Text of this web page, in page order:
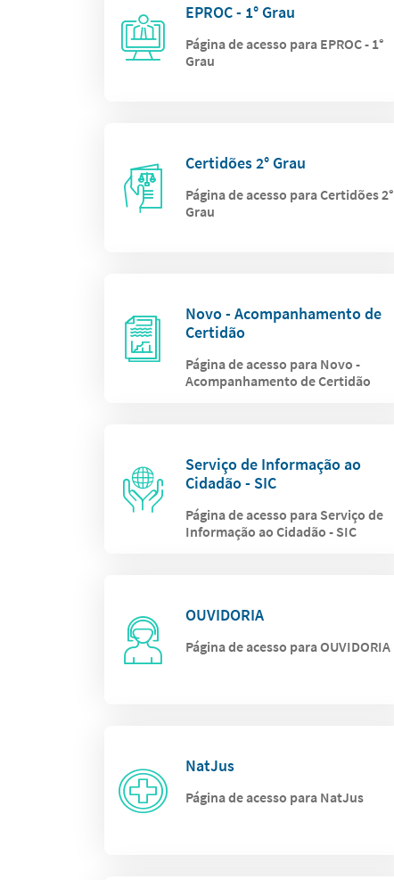
EPROC - 1° Grau
Página de acesso para EPROC - 1°
Grau
Certidões 2° Grau
Página de acesso para Certidões 2°
Grau
Novo - Acompanhamento de
Certidão
Página de acesso para Novo -
Acompanhamento de Certidão
Serviço de Informação ao
Cidadão - SIC
Página de acesso para Serviço de
Informação ao Cidadão - SIC
OUVIDORIA
Página de acesso para OUVIDORIA
NatJus
Página de acesso para NatJus